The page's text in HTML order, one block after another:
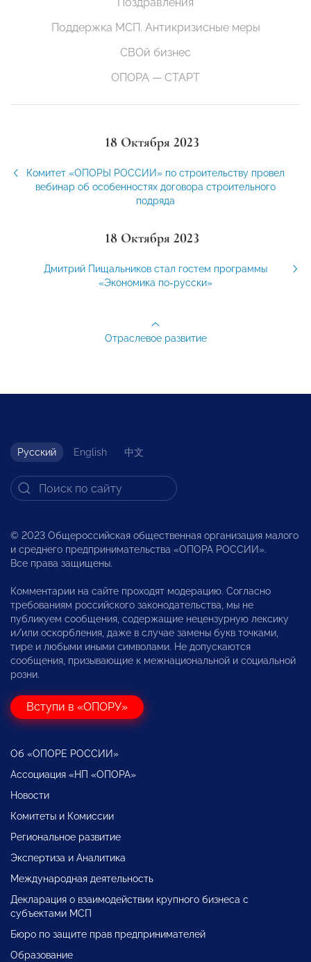
Поддержка МСП. Антикризисные меры
СВОй бизнес
ОПОРА — СТАРТ
18 Октября 2023
Комитет «ОПОРЫ РОССИИ» по строительству провел
вебинар об особенностях договора строительного
подряда
18 Октября 2023
Дмитрий Пищальников стал гостем программы
«Экономика по-русски»
Отраслевое развитие
Русский English 中文
© 2023 Общероссийская общественная организация малого
и среднего предпринимательства «ОПОРА РОССИИ».
Все права защищены.
Комментарии на сайте проходят модерацию. Согласно
требованиям российского законодательства, мы не
публикуем сообщения, содержащие нецензурную лексику
и/или оскорбления, даже в случае замены букв точками,
тире и любыми иными символами. Не допускаются
сообщения, призывающие к межнациональной и социальной
розни.
Вступи в «ОПОРУ»
Об «ОПОРЕ РОССИИ»
Ассоциация «НП «ОПОРА»
Новости
Комитеты и Комиссии
Региональное развитие
Экспертиза и Аналитика
Международная деятельность
Декларация о взаимодействии крупного бизнеса с
субъектами МСП
Бюро по защите прав предпринимателей
Образование